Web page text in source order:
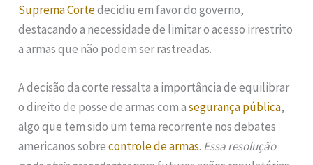
Suprema Cortedecidiu em favor do governo,
destacando a necessidade de limitar o acesso irrestrito
a armas que não podem ser rastreadas.
A decisão da corte ressalta a importância de equilibrar
o direito de posse de armas com asegurança pública,
algo que tem sido um tema recorrente nos debates
americanos sobrecontrole de armas. Essa resolução